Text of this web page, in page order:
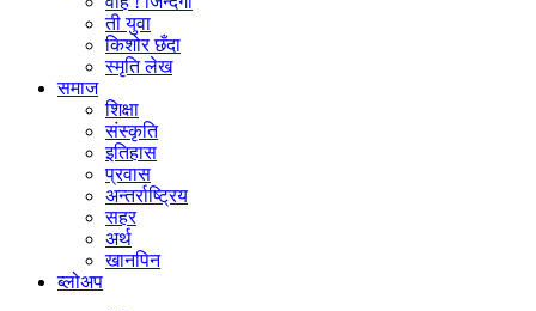
ती युवा
किशोर छँदा
स्मृति लेख
समाज
शिक्षा
संस्कृति
इतिहास
प्रवास
अन्तर्राष्ट्रिय
सहर
अर्थ
खानपिन
ब्लोअप